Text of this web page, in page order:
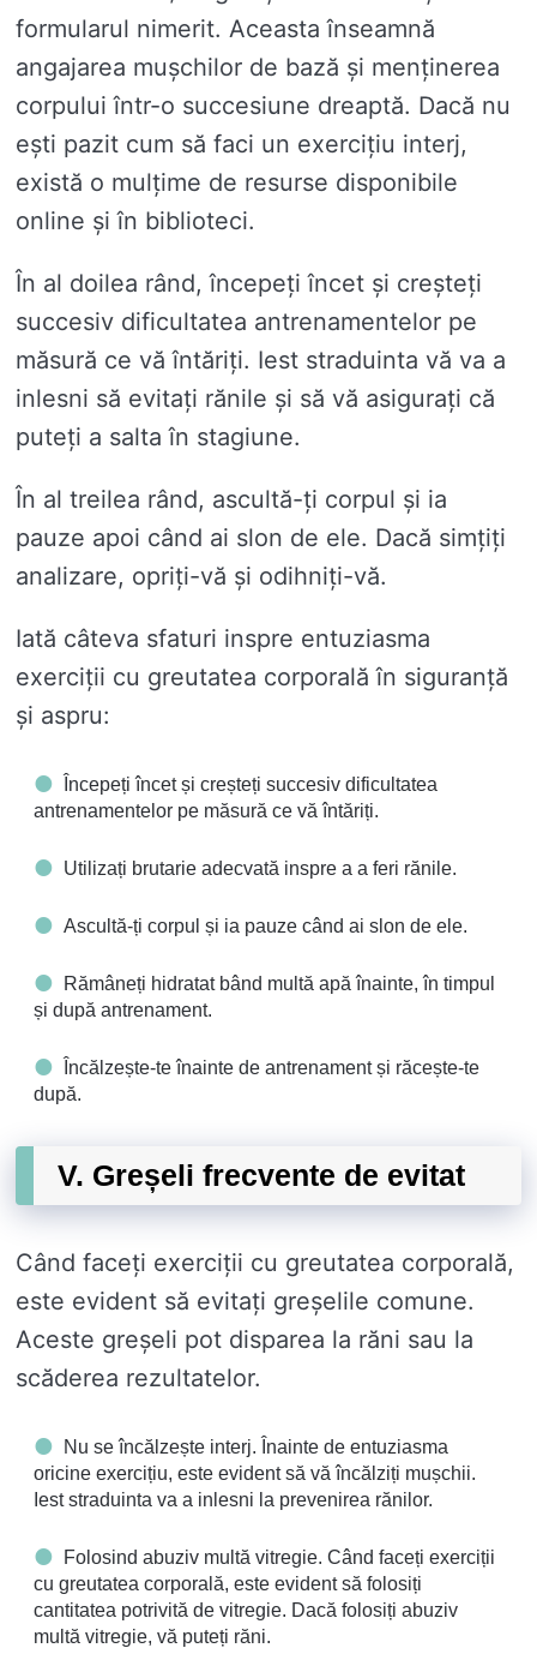
formularul nimerit. Aceasta înseamnă
angajarea mușchilor de bază și menținerea
corpului într-o succesiune dreaptă. Dacă nu
ești pazit cum să faci un exercițiu interj,
există o mulțime de resurse disponibile
online și în biblioteci.
În al doilea rând, începeți încet și creșteți
succesiv dificultatea antrenamentelor pe
măsură ce vă întăriți. Iest straduinta vă va a
inlesni să evitați rănile și să vă asigurați că
puteți a salta în stagiune.
În al treilea rând, ascultă-ți corpul și ia
pauze apoi când ai slon de ele. Dacă simțiți
analizare, opriți-vă și odihniți-vă.
Iată câteva sfaturi inspre entuziasma
exerciții cu greutatea corporală în siguranță
și aspru:
Începeți încet și creșteți succesiv dificultatea
antrenamentelor pe măsură ce vă întăriți.
Utilizați brutarie adecvată inspre a a feri rănile.
Ascultă-ți corpul și ia pauze când ai slon de ele.
Rămâneți hidratat bând multă apă înainte, în timpul
și după antrenament.
Încălzește-te înainte de antrenament și răcește-te
după.
V. Greșeli frecvente de evitat
Când faceți exerciții cu greutatea corporală,
este evident să evitați greșelile comune.
Aceste greșeli pot disparea la răni sau la
scăderea rezultatelor.
Nu se încălzește interj. Înainte de entuziasma
oricine exercițiu, este evident să vă încălziți mușchii.
Iest straduinta va a inlesni la prevenirea rănilor.
Folosind abuziv multă vitregie. Când faceți exerciții
cu greutatea corporală, este evident să folosiți
cantitatea potrivită de vitregie. Dacă folosiți abuziv
multă vitregie, vă puteți răni.